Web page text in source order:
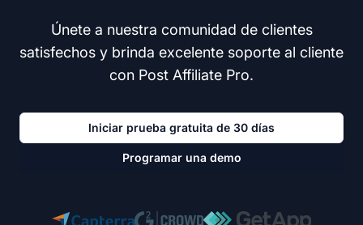
Únete a nuestra comunidad de clientes
satisfechos y brinda excelente soporte al cliente
con Post Affiliate Pro.
Iniciar prueba gratuita de 30 días
Programar una demo